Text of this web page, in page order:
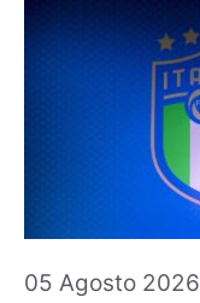
05 Agosto 2026